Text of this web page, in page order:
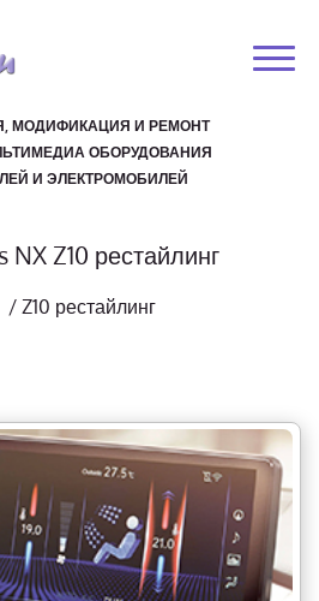
МОДИФИКАЦИЯ И РЕМОНТ
ОБОРУДОВАНИЯ
И ЭЛЕКТРОМОБИЛЕЙ
Z10 рестайлинг
/ Z10 рестайлинг